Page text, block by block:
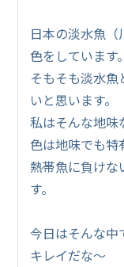
日本の淡水魚
色をしています。
そもそも淡水
いと思います。
私はそんな地味
色は地味でも特
熱帯魚に負けな
す。
今日はそんな中
キレイだな～